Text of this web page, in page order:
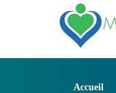
Accueil